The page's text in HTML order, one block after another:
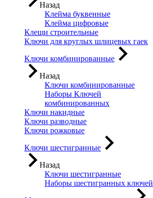
Назад
Клейма буквенные
Клейма цифровые
Клещи строительные
Ключи для круглых шлицевых гаек
Ключи комбинированные
Назад
Ключи комбинированные
Наборы Ключей
комбинированных
Ключи накидные
Ключи разводные
Ключи рожковые
Ключи шестигранные
Назад
Ключи шестигранные
Наборы шестигранных ключей